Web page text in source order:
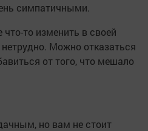
симпатичными.
то изменить в своей
Можно отказаться
от того, что мешало
но вам не стоит